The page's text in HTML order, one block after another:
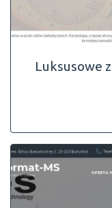
Luksusowe